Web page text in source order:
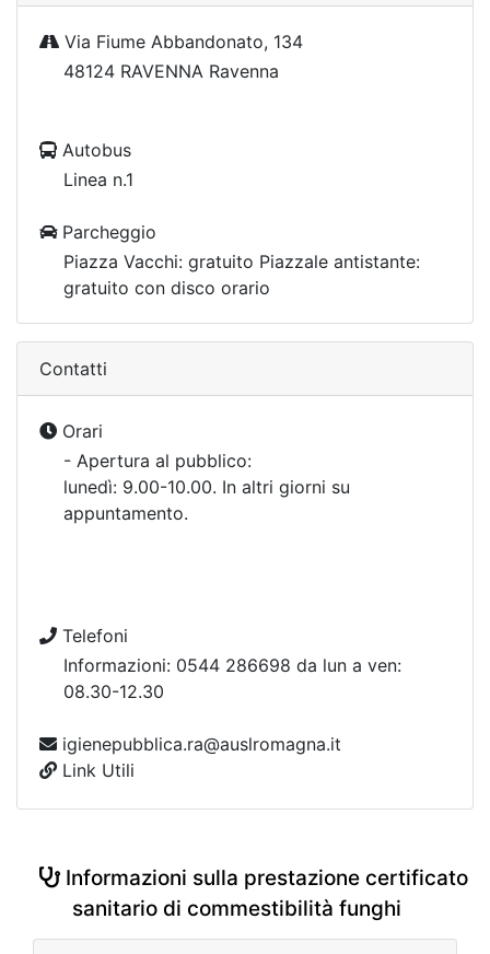
Via Fiume Abbandonato, 134
48124 RAVENNA Ravenna
Autobus
Linea n.1
Parcheggio
Piazza Vacchi: gratuito Piazzale antistante:
gratuito con disco orario
Contatti
Orari
- Apertura al pubblico:
lunedì: 9.00-10.00. In altri giorni su
appuntamento.
Telefoni
Informazioni: 0544 286698 da lun a ven:
08.30-12.30
igienepubblica.ra@auslromagna.it
Link Utili
Informazioni sulla prestazione certificato
sanitario di commestibilità funghi